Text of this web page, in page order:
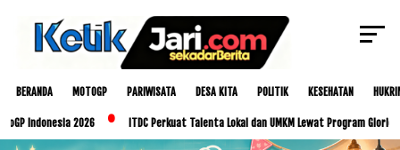
BERANDA MOTOGP PARIWISATA DESA KITA POLITIK KESEHATAN
2026 ITDC Perkuat Talenta Lokal dan UMKM Lewat Program Glorious Golo